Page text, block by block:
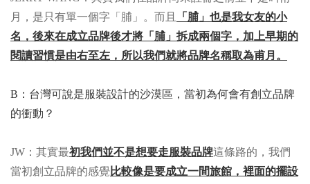
月，是只有單一個字「脯」。而且
「脯」也是我女友的小
名，後來在成立品牌後才將「脯」拆成兩個字，加上早期的
閱讀習慣是由右至左，所以我們就將品牌名稱取為甫月。
B：台灣可說是服裝設計的沙漠區，當初為何會有創立品牌
的衝動？
JW：其實最初我們並不是想要走服裝品牌這條路的，我們
當初創立品牌的感覺比較像是要成立一間旅館，裡面的擺設